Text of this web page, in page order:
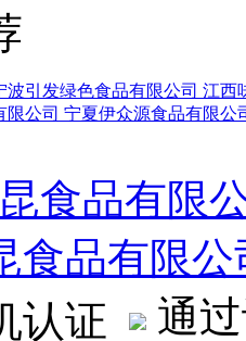
波引发绿色食品有限公司 江西
限公司 宁夏伊众源食品有限公
食品有限公
通